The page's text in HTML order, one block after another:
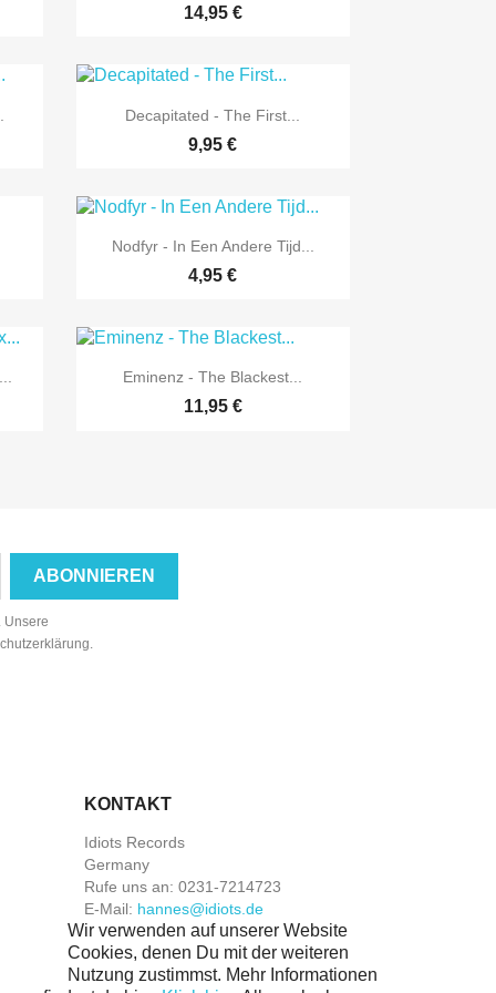
14,95 €
 Vorschau
Decapitated - The First...
9,95 €
 Vorschau
Nodfyr - In Een Andere Tijd...
4,95 €
 Vorschau
Eminenz - The Blackest...
11,95 €
Unsere
KONTAKT
Idiots Records
Germany
Rufe uns an: 0231-7214723
E-Mail: hannes@idiots.de
Wir verwenden auf unserer Website
Cookies, denen Du mit der weiteren
Nutzung zustimmst. Mehr Informationen